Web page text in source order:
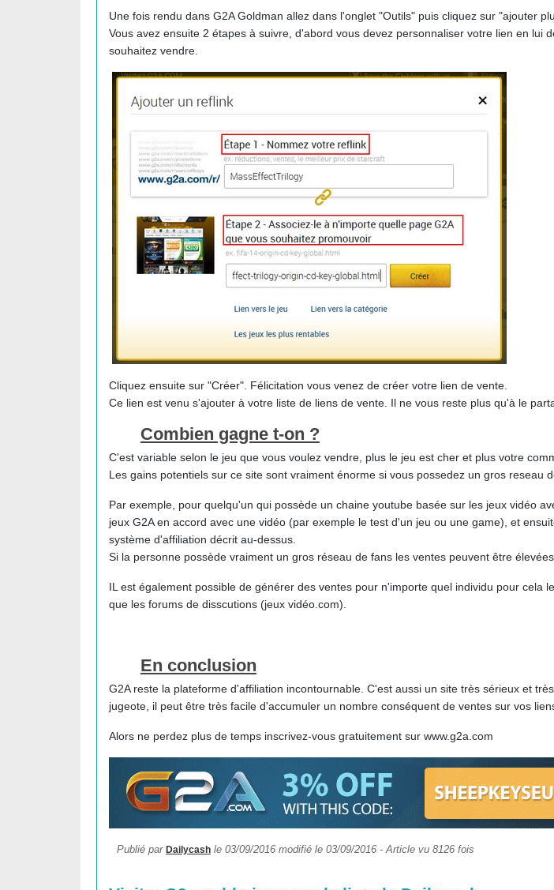
Une fois rendu dans G2A Goldman allez dans l'onglet "Outils" puis cliquez sur "ajouter
Vous avez ensuite 2 étapes à suivre, d'abord vous devez personnaliser votre lien en
souhaitez vendre.
Cliquez ensuite sur "Créer". Félicitation vous venez de créer votre lien de vente.
Ce lien est venu s'ajouter à votre liste de liens de vente. Il ne vous reste plus qu'à le
Combien gagne t-on ?
C'est variable selon le jeu que vous voulez vendre, plus le jeu est cher et plus votre
Les gains potentiels sur ce site sont vraiment énorme si vous possedez un gros reseau
Par exemple, pour quelqu'un qui possède un chaine youtube basée sur les jeux vidéo
jeux G2A en accord avec une vidéo (par exemple le test d'un jeu ou une game), et
système d'affiliation décrit au-dessus.
Si la personne possède vraiment un gros réseau de fans les ventes peuvent être
IL est également possible de générer des ventes pour n'importe quel individu pour
que les forums de disscutions (jeux vidéo.com).
En conclusion
G2A reste la plateforme d'affiliation incontournable. C'est aussi un site très sérieux et
jugeote, il peut être très facile d'accumuler un nombre conséquent de ventes sur vos
Alors ne perdez plus de temps inscrivez-vous gratuitement sur www.g2a.com
Publié par Dailycash le 03/09/2016 modifié le 03/09/2016 - Article vu 8126 fois